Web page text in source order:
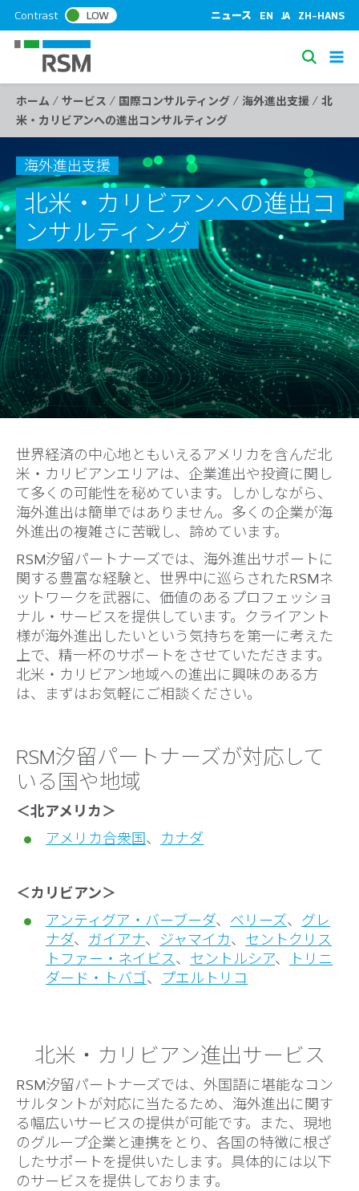
k
t
t
e
n
t
Contrast LOW ニュース EN JA ZH-HANS
S
e
a
h
ホーム / サービス / 国際コンサルティング / 海外進出支援 / 北
米・カリビアンへの進出コンサルティング
海外進出支援
北米・カリビアンへの進出コ
ンサルティング
世界経済の中心地ともいえるアメリカを含んだ北
米・カリビアンエリアは、企業進出や投資に関し
て多くの可能性を秘めています。しかしながら、
海外進出は簡単ではありません。多くの企業が海
外進出の複雑さに苦戦し、諦めています。
RSM汐留パートナーズでは、海外進出サポートに
関する豊富な経験と、世界中に巡らされたRSMネ
ットワークを武器に、価値のあるプロフェッショ
ナル・サービスを提供しています。クライアント
様が海外進出したいという気持ちを第一に考えた
上で、精一杯のサポートをさせていただきます。
北米・カリビアン地域への進出に興味のある方
は、まずはお気軽にご相談ください。
RSM汐留パートナーズが対応して
いる国や地域
＜北アメリカ＞
アメリカ合衆国、 カナダ
＜カリビアン＞
アンティグア・バーブーダ、 ベリーズ、 グレ
ナダ、 ガイアナ、 ジャマイカ、 セントクリス
トファー・ネイビス、 セントルシア、
トリニ
ダード・トバゴ、 プエルトリコ
北米・カリビアン進出サービス
RSM汐留パートナーズでは、外国語に堪能なコン
サルタントが対応に当たるため、海外進出に関す
る幅広いサービスの提供が可能です。また、現地
のグループ企業と連携をとり、各国の特徴に根ざ
したサポートを提供いたします。具体的には以下
のサービスを提供しております。